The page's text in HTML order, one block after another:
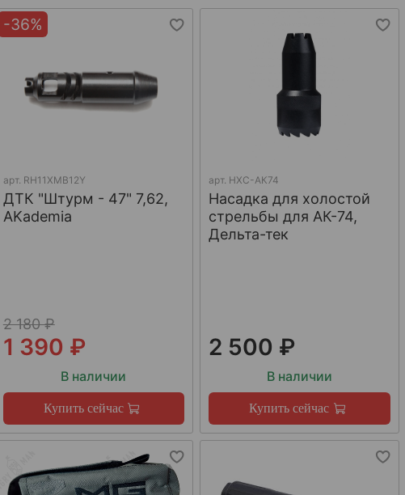
-36%
арт. RH11XMB12Y
ДТК "Штурм - 47" 7,62,
AKademia
2 180 ₽
1 390 ₽
В наличии
Купить сейчас
арт. НХС-АК74
Насадка для холостой
стрельбы для АК-74,
Дельта-тек
2 500 ₽
В наличии
Купить сейчас